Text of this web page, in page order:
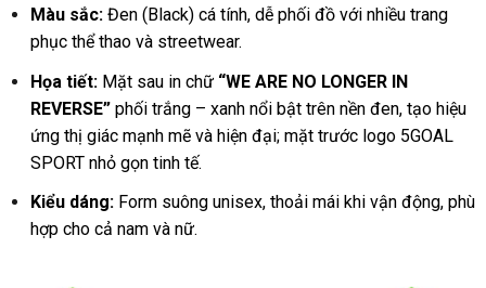
Màu sắc:Đen (Black) cá tính, dễ phối đồ với nhiều trang
phục thể thao và streetwear.
Họa tiết:Mặt sau in chữ “WE ARE NO LONGER IN
REVERSE”phối trắng – xanh nổi bật trên nền đen, tạo hiệu
ứng thị giác mạnh mẽ và hiện đại; mặt trước logo 5GOAL
SPORT nhỏ gọn tinh tế.
Kiểu dáng:Form suông unisex, thoải mái khi vận động, phù
hợp cho cả nam và nữ.